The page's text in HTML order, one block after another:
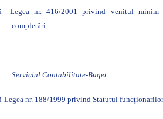
Legea nr. 416/2001 privind venitul minim
completări
Serviciul Contabilitate-Buget:
Legea nr. 188/1999 privind Statutul